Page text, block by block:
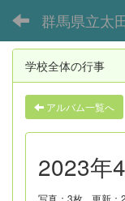
群馬県立太
学校全体の行事
アルバム一覧へ
2023